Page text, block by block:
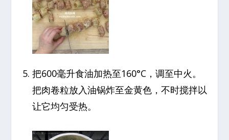
把600毫升食油加热至160°C，调至中火。
把肉卷粒放入油锅炸至金黄色，不时搅拌以
让它均匀受热。